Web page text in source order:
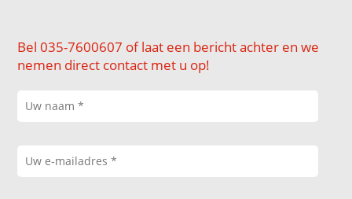
Bel 035-7600607 of laat een bericht achter en we
nemen direct contact met u op!